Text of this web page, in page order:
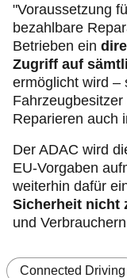
"Voraussetzung
bezahlbare
Betrieben ein
Zugriff auf
ermöglicht wird –
Reparieren auch
Der ADAC wird
EU‑Vorgaben
weiterhin dafür
Sicherheit nicht
und
Connected Driving